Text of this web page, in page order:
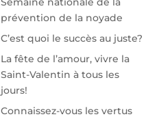
prévention de la noyade
C’est quoi le succès au juste?
La fête de l’amour, vivre la
Saint-Valentin à tous les
jours!
Connaissez-vous les vertus